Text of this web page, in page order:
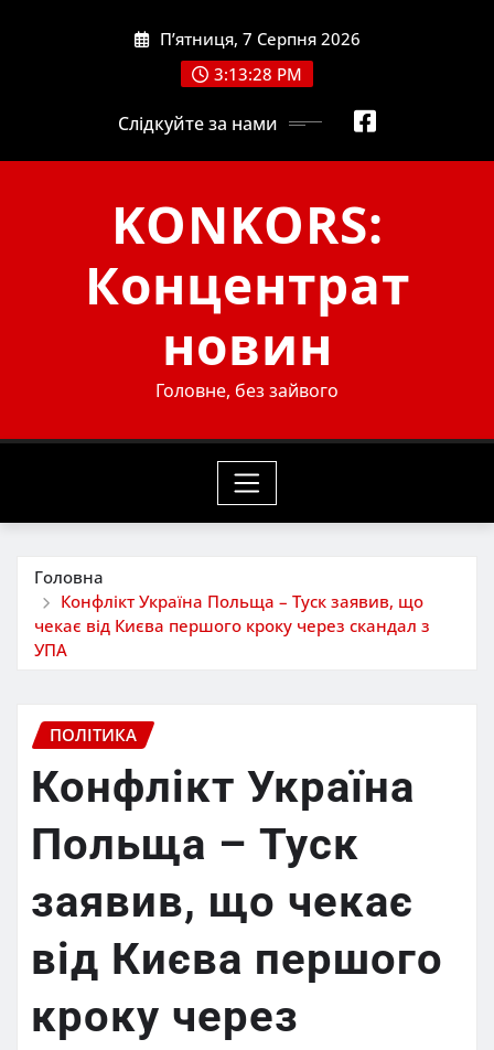
П’ятниця, 7 Серпня 2026
3:13:30 PM
Слідкуйте за нами
KONKORS:
Концентрат
новин
Головне, без зайвого
Головна
Конфлікт Україна Польща – Туск заявив, що
чекає від Києва першого кроку через скандал з
УПА
ПОЛІТИКА
Конфлікт Україна
Польща – Туск
заявив, що чекає
від Києва першого
кроку через